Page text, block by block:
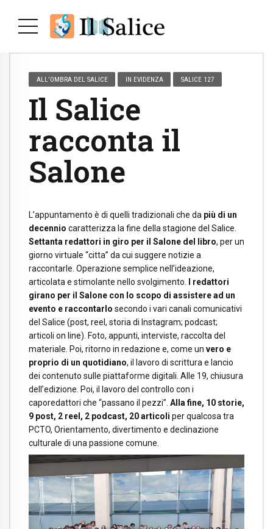
ALL’OMBRA DEL SALICE IN EVIDENZA SALICE 127
Il Salice
racconta il
Salone
L’appuntamento è di quelli tradizionali che da più di un
decennio caratterizza la fine della stagione del Salice.
Settanta redattori in giro per il Salone del libro, per un
giorno virtuale “citta” da cui suggere notizie a
raccontarle. Operazione semplice nell’ideazione,
articolata e stimolante nello svolgimento. I redattori
girano per il Salone con lo scopo di assistere ad un
evento e raccontarlo secondo i vari canali comunicativi
del Salice (post, reel, storia di Instagram; podcast;
articoli on line). Foto, appunti, interviste, raccolta del
materiale. Poi, ritorno in redazione e, come un vero e
proprio di un quotidiano, il lavoro di scrittura e lancio
dei contenuto sulle piattaforme digitali. Alle 19, chiusura
dell’edizione. Poi, il lavoro del controllo con i
caporedattori che “passano il pezzi”. Alla fine, 10 storie,
9 post, 2 reel, 2 podcast, 20 articoli per qualcosa tra
PCTO, Orientamento, divertimento e declinazione
culturale di una passione comune.